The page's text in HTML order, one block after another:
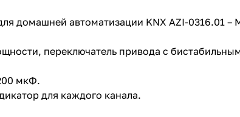
домашней автоматизации KNX AZI-0316.01 –
переключатель привода с
мкФ.
для каждого канала.